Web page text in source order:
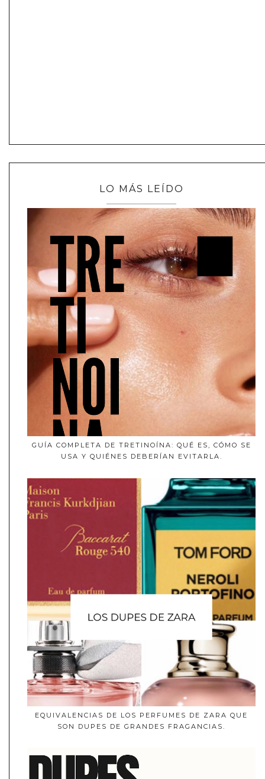
LO MÁS LEÍDO
GUÍA COMPLETA DE TRETINOÍNA: QUÉ ES, CÓMO SE
USA Y QUIÉNES DEBERÍAN EVITARLA.
EQUIVALENCIAS DE LOS PERFUMES DE ZARA QUE
SON DUPES DE GRANDES FRAGANCIAS.